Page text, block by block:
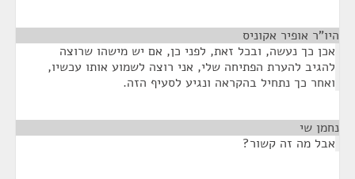
היו"ר אופיר אקוניס
אכן כך נעשה, ובכל זאת, לפני כן, אם יש מישהו שרוצה
להגיב להערת הפתיחה שלי, אני רוצה לשמוע אותו עכשיו,
ואחר כך נתחיל בהקראה ונגיע לסעיף הזה.
נחמן שי
אבל מה זה קשור?